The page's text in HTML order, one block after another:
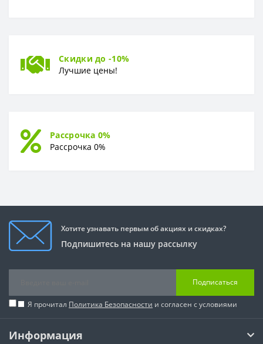
Скидки до -10%
Лучшие цены!
Рассрочка 0%
Рассрочка 0%
Хотите узнавать первым об акциях и скидках?
Подпишитесь на нашу рассылку
Подписаться
Я прочитал Политика Безопасности и согласен с условиями
Информация